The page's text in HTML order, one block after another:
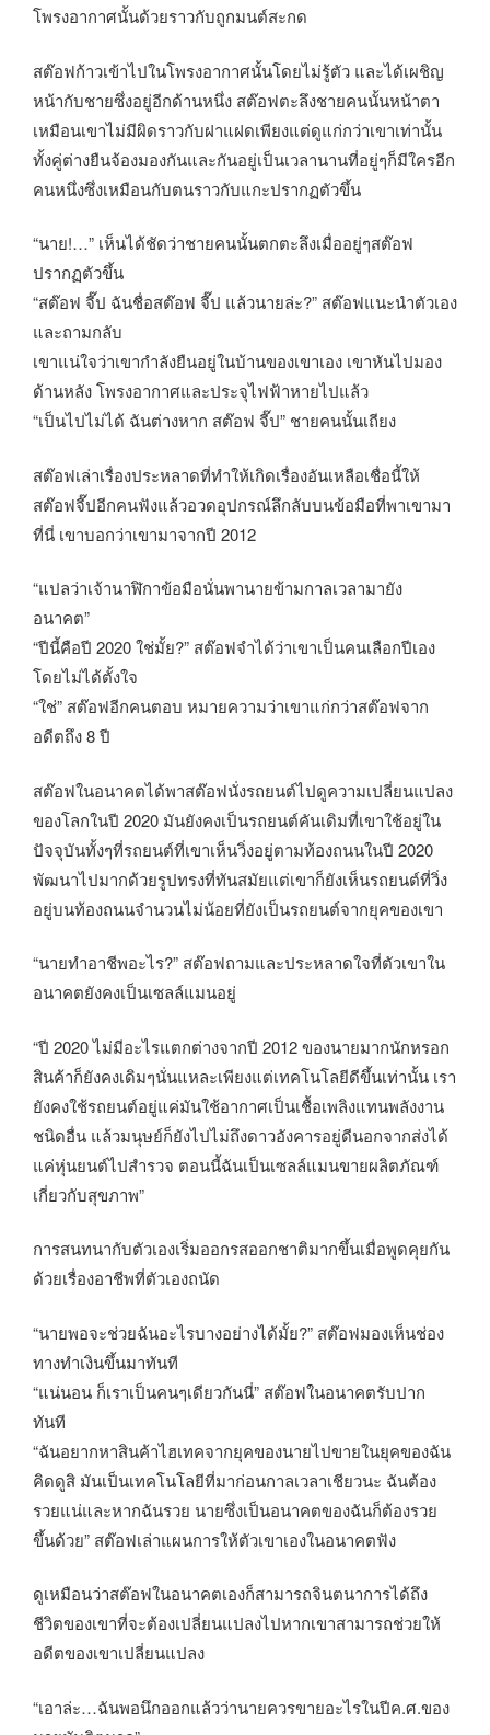
โพรงอากาศนั้นด้วยราวกับถูกมนต์สะกด
สต๊อฟก้าวเข้าไปในโพรงอากาศนั้นโดยไม่รู้ตัว และได้เผชิญ
หน้ากับชายซึ่งอยู่อีกด้านหนึ่ง สต๊อฟตะลึงชายคนนั้นหน้าตา
เหมือนเขาไม่มีผิดราวกับฝาแฝดเพียงแต่ดูแก่กว่าเขาเท่านั้น
ทั้งคู่ต่างยืนจ้องมองกันและกันอยู่เป็นเวลานานที่อยู่ๆก็มีใครอีก
คนหนึ่งซึ่งเหมือนกับตนราวกับแกะปรากฏตัวขึ้น
“นาย!…” เห็นได้ชัดว่าชายคนนั้นตกตะลึงเมื่ออยู่ๆสต๊อฟ
ปรากฏตัวขึ้น
“สต๊อฟ จี๊ป ฉันชื่อสต๊อฟ จี๊ป แล้วนายล่ะ?” สต๊อฟแนะนำตัวเอง
และถามกลับ
เขาแน่ใจว่าเขากำลังยืนอยู่ในบ้านของเขาเอง เขาหันไปมอง
ด้านหลัง โพรงอากาศและประจุไฟฟ้าหายไปแล้ว
“เป็นไปไม่ได้ ฉันต่างหาก สต๊อฟ จี๊ป” ชายคนนั้นเถียง
สต๊อฟเล่าเรื่องประหลาดที่ทำให้เกิดเรื่องอันเหลือเชื่อนี้ให้
สต๊อฟจี๊ปอีกคนฟังแล้วอวดอุปกรณ์ลึกลับบนข้อมือที่พาเขามา
ที่นี่ เขาบอกว่าเขามาจากปี 2012
“แปลว่าเจ้านาฬิกาข้อมือนั่นพานายข้ามกาลเวลามายัง
อนาคต”
“ปีนี้คือปี 2020 ใช่มั้ย?” สต๊อฟจำได้ว่าเขาเป็นคนเลือกปีเอง
โดยไม่ได้ตั้งใจ
“ใช่” สต๊อฟอีกคนตอบ หมายความว่าเขาแก่กว่าสต๊อฟจาก
อดีตถึง 8 ปี
สต๊อฟในอนาคตได้พาสต๊อฟนั่งรถยนต์ไปดูความเปลี่ยนแปลง
ของโลกในปี 2020 มันยังคงเป็นรถยนต์คันเดิมที่เขาใช้อยู่ใน
ปัจจุบันทั้งๆที่รถยนต์ที่เขาเห็นวิ่งอยู่ตามท้องถนนในปี 2020
พัฒนาไปมากด้วยรูปทรงที่ทันสมัยแต่เขาก็ยังเห็นรถยนต์ที่วิ่ง
อยู่บนท้องถนนจำนวนไม่น้อยที่ยังเป็นรถยนต์จากยุคของเขา
“นายทำอาชีพอะไร?” สต๊อฟถามและประหลาดใจที่ตัวเขาใน
อนาคตยังคงเป็นเซลล์แมนอยู่
“ปี 2020 ไม่มีอะไรแตกต่างจากปี 2012 ของนายมากนักหรอก
สินค้าก็ยังคงเดิมๆนั่นแหละเพียงแต่เทคโนโลยีดีขึ้นเท่านั้น เรา
ยังคงใช้รถยนต์อยู่แค่มันใช้อากาศเป็นเชื้อเพลิงแทนพลังงาน
ชนิดอื่น แล้วมนุษย์ก็ยังไปไม่ถึงดาวอังคารอยู่ดีนอกจากส่งได้
แค่หุ่นยนต์ไปสำรวจ ตอนนี้ฉันเป็นเซลล์แมนขายผลิตภัณฑ์
เกี่ยวกับสุขภาพ”
การสนทนากับตัวเองเริ่มออกรสออกชาติมากขึ้นเมื่อพูดคุยกัน
ด้วยเรื่องอาชีพที่ตัวเองถนัด
“นายพอจะช่วยฉันอะไรบางอย่างได้มั้ย?” สต๊อฟมองเห็นช่อง
ทางทำเงินขึ้นมาทันที
“แน่นอน ก็เราเป็นคนๆเดียวกันนี่” สต๊อฟในอนาคตรับปาก
ทันที
“ฉันอยากหาสินค้าไฮเทคจากยุคของนายไปขายในยุคของฉัน
คิดดูสิ มันเป็นเทคโนโลยีที่มาก่อนกาลเวลาเชียวนะ ฉันต้อง
รวยแน่และหากฉันรวย นายซึ่งเป็นอนาคตของฉันก็ต้องรวย
ขึ้นด้วย” สต๊อฟเล่าแผนการให้ตัวเขาเองในอนาคตฟัง
ดูเหมือนว่าสต๊อฟในอนาคตเองก็สามารถจินตนาการได้ถึง
ชีวิตของเขาที่จะต้องเปลี่ยนแปลงไปหากเขาสามารถช่วยให้
อดีตของเขาเปลี่ยนแปลง
“เอาล่ะ…ฉันพอนึกออกแล้วว่านายควรขายอะไรในปีค.ศ.ของ